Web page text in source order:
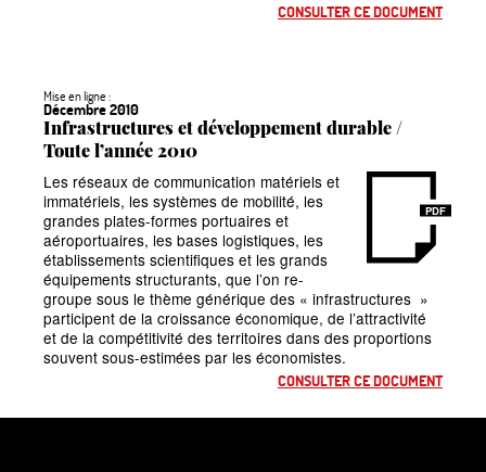
CONSULTER CE DOCUMENT
Mise en ligne :
Décembre 2010
Infrastructures et développement durable /
Toute l’année 2010
PDF
Les réseaux de communication matériels et
immatériels, les systèmes de mobilité, les
grandes plates-formes portuaires et
aéroportuaires, les bases logistiques, les
établissements scientifiques et les grands
équipements structurants, que l’on re­
groupe sous le thème générique des « infrastructures »
participent de la croissance économique, de l’attractivité
et de la compétitivité des territoires dans des propor­tions
souvent sous-estimées par les économistes.
CONSULTER CE DOCUMENT